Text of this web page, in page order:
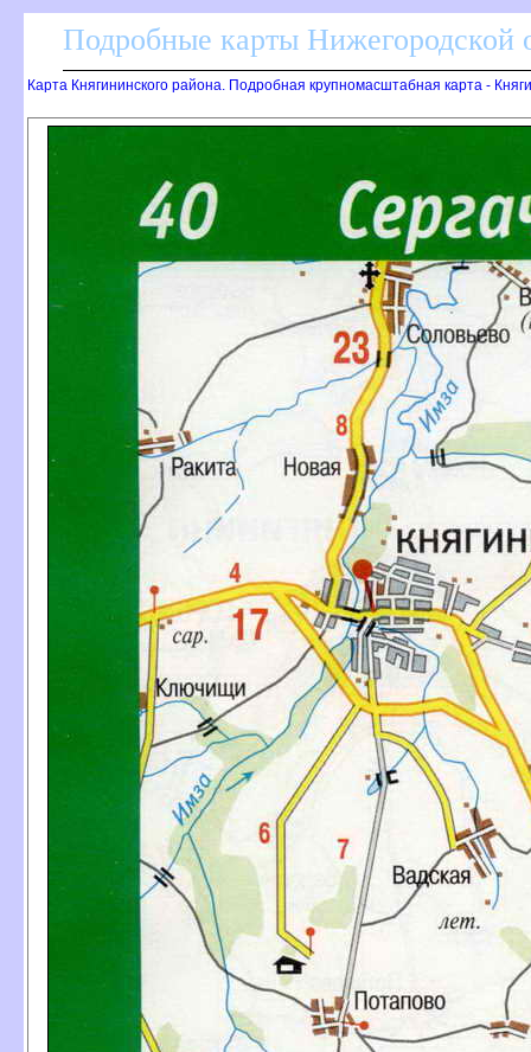
Подробные карты
Карта Княгининского района. Подробная крупномасштабная карта -